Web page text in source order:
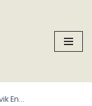
Dala Energi och Rättvik Energi går samman och letar nya delägare för att utveckla värmeverksamheten i Dalarna